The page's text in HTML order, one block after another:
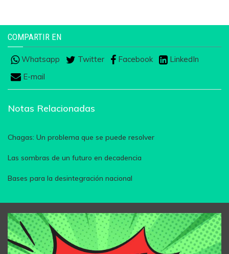
COMPARTIR EN
Whatsapp Twitter Facebook
LinkedIn
E-mail
Notas Relacionadas
Chagas: Un problema que se puede resolver
Las sombras de un futuro en decadencia
Bases para la desintegración nacional